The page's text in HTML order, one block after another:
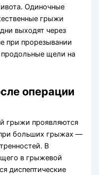
Одиночные
грыжи
выходят через
при прорезывании
продольные щели на
операции
грыжи проявляются
больших грыжах —
В
в грыжевой
диспептические